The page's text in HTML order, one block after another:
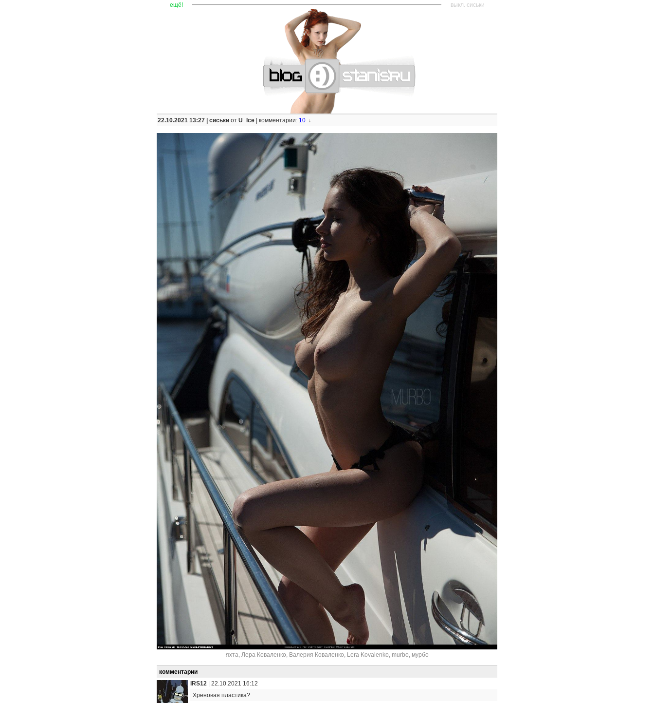
ещё! ———————————————————————————————— выкл. сиськи
22.10.2021 13:27 | сиськи от U_Ice комментарии: 10 ↓
яхта, Лера Коваленко, Валерия Коваленко, Lera Kovalenko, murbo, мурбо
комментарии
IRS12
22.10.2021 16:12
Хреновая пластика?